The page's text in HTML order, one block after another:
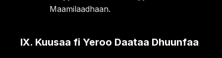
Maamilaadhaan.
IX. Kuusaa fi Yeroo Daataa Dhuunfaa